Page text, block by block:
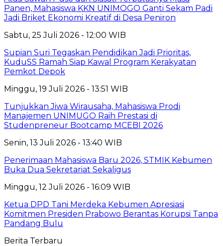
Panen, Mahasiswa KKN UNIMOGO Ganti Sekam Padi
Jadi Briket Ekonomi Kreatif di Desa Peniron
Sabtu, 25 Juli 2026 - 12:00 WIB
Supian Suri Tegaskan Pendidikan Jadi Prioritas,
KuduSS Ramah Siap Kawal Program Kerakyatan
Pemkot Depok
Minggu, 19 Juli 2026 - 13:51 WIB
Tunjukkan Jiwa Wirausaha, Mahasiswa Prodi
Manajemen UNIMUGO Raih Prestasi di
Studenpreneur Bootcamp MCEBI 2026
Senin, 13 Juli 2026 - 13:40 WIB
Penerimaan Mahasiswa Baru 2026, STMIK Kebumen
Buka Dua Sekretariat Sekaligus
Minggu, 12 Juli 2026 - 16:09 WIB
Ketua DPD Tani Merdeka Kebumen Apresiasi
Komitmen Presiden Prabowo Berantas Korupsi Tanpa
Pandang Bulu
Berita Terbaru